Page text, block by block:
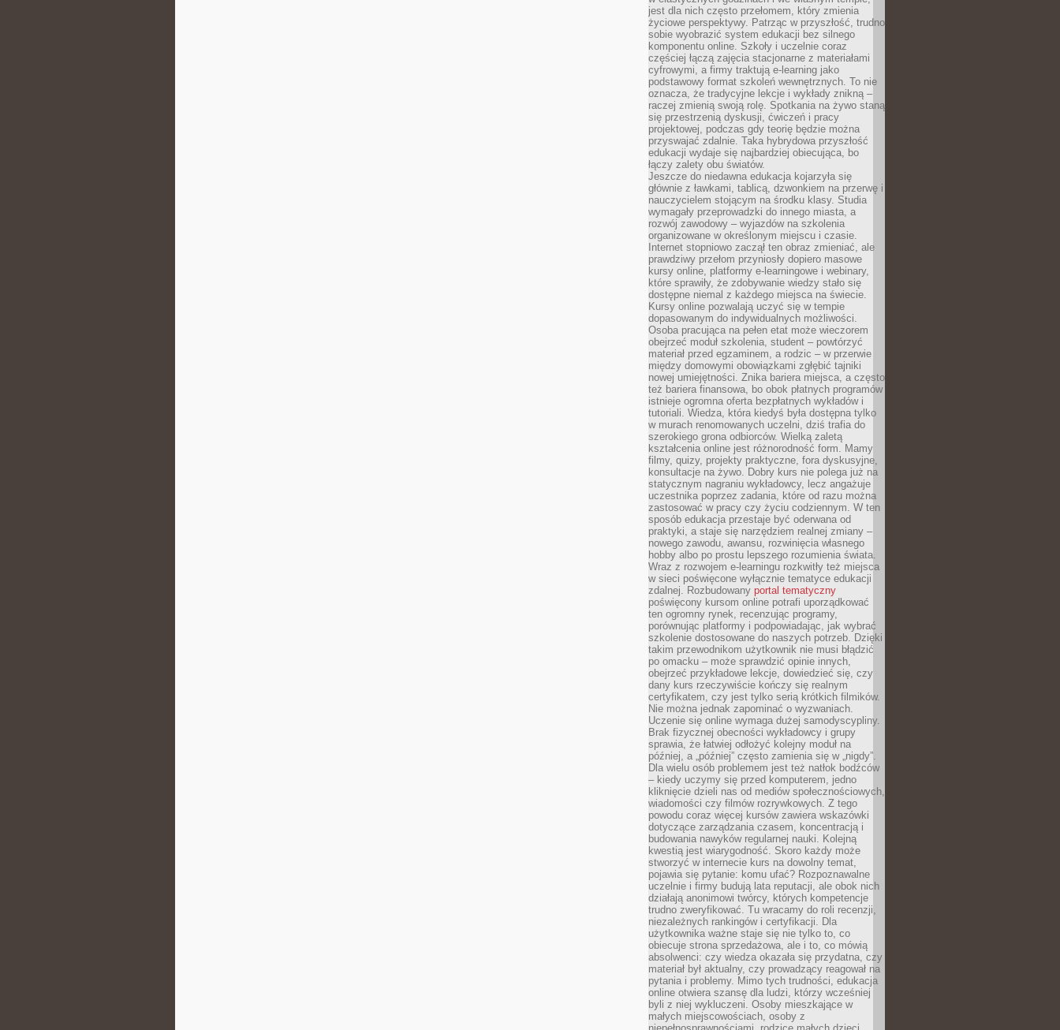
jest dla nich często przełomem, który zmienia
życiowe perspektywy. Patrząc w przyszłość, trudno
sobie wyobrazić system edukacji bez silnego
komponentu online. Szkoły i uczelnie coraz
częściej łączą zajęcia stacjonarne z materiałami
cyfrowymi, a firmy traktują e-learning jako
podstawowy format szkoleń wewnętrznych. To nie
oznacza, że tradycyjne lekcje i wykłady znikną –
raczej zmienią swoją rolę. Spotkania na żywo staną
się przestrzenią dyskusji, ćwiczeń i pracy
projektowej, podczas gdy teorię będzie można
przyswajać zdalnie. Taka hybrydowa przyszłość
edukacji wydaje się najbardziej obiecująca, bo
łączy zalety obu światów.
Jeszcze do niedawna edukacja kojarzyła się
głównie z ławkami, tablicą, dzwonkiem na przerwę i
nauczycielem stojącym na środku klasy. Studia
wymagały przeprowadzki do innego miasta, a
rozwój zawodowy – wyjazdów na szkolenia
organizowane w określonym miejscu i czasie.
Internet stopniowo zaczął ten obraz zmieniać, ale
prawdziwy przełom przyniosły dopiero masowe
kursy online, platformy e-learningowe i webinary,
które sprawiły, że zdobywanie wiedzy stało się
dostępne niemal z każdego miejsca na świecie.
Kursy online pozwalają uczyć się w tempie
dopasowanym do indywidualnych możliwości.
Osoba pracująca na pełen etat może wieczorem
obejrzeć moduł szkolenia, student – powtórzyć
materiał przed egzaminem, a rodzic – w przerwie
między domowymi obowiązkami zgłębić tajniki
nowej umiejętności. Znika bariera miejsca, a często
też bariera finansowa, bo obok płatnych programów
istnieje ogromna oferta bezpłatnych wykładów i
tutoriali. Wiedza, która kiedyś była dostępna tylko
w murach renomowanych uczelni, dziś trafia do
szerokiego grona odbiorców. Wielką zaletą
kształcenia online jest różnorodność form. Mamy
filmy, quizy, projekty praktyczne, fora dyskusyjne,
konsultacje na żywo. Dobry kurs nie polega już na
statycznym nagraniu wykładowcy, lecz angażuje
uczestnika poprzez zadania, które od razu można
zastosować w pracy czy życiu codziennym. W ten
sposób edukacja przestaje być oderwana od
praktyki, a staje się narzędziem realnej zmiany –
nowego zawodu, awansu, rozwinięcia własnego
hobby albo po prostu lepszego rozumienia świata.
Wraz z rozwojem e-learningu rozkwitły też miejsca
w sieci poświęcone wyłącznie tematyce edukacji
zdalnej. Rozbudowany portal tematyczny
poświęcony kursom online potrafi uporządkować
ten ogromny rynek, recenzując programy,
porównując platformy i podpowiadając, jak wybrać
szkolenie dostosowane do naszych potrzeb. Dzięki
takim przewodnikom użytkownik nie musi błądzić
po omacku – może sprawdzić opinie innych,
obejrzeć przykładowe lekcje, dowiedzieć się, czy
dany kurs rzeczywiście kończy się realnym
certyfikatem, czy jest tylko serią krótkich filmików.
Nie można jednak zapominać o wyzwaniach.
Uczenie się online wymaga dużej samodyscypliny.
Brak fizycznej obecności wykładowcy i grupy
sprawia, że łatwiej odłożyć kolejny moduł na
później, a „później” często zamienia się w „nigdy”.
Dla wielu osób problemem jest też natłok bodźców
– kiedy uczymy się przed komputerem, jedno
kliknięcie dzieli nas od mediów społecznościowych,
wiadomości czy filmów rozrywkowych. Z tego
powodu coraz więcej kursów zawiera wskazówki
dotyczące zarządzania czasem, koncentracją i
budowania nawyków regularnej nauki. Kolejną
kwestią jest wiarygodność. Skoro każdy może
stworzyć w internecie kurs na dowolny temat,
pojawia się pytanie: komu ufać? Rozpoznawalne
uczelnie i firmy budują lata reputacji, ale obok nich
działają anonimowi twórcy, których kompetencje
trudno zweryfikować. Tu wracamy do roli recenzji,
niezależnych rankingów i certyfikacji. Dla
użytkownika ważne staje się nie tylko to, co
obiecuje strona sprzedażowa, ale i to, co mówią
absolwenci: czy wiedza okazała się przydatna, czy
materiał był aktualny, czy prowadzący reagował na
pytania i problemy. Mimo tych trudności, edukacja
online otwiera szansę dla ludzi, którzy wcześniej
byli z niej wykluczeni. Osoby mieszkające w
małych miejscowościach, osoby z